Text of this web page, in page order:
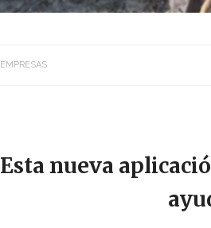
EMPRESAS
Esta nueva